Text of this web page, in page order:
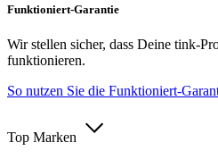
Funktioniert-Garantie
Wir stellen sicher, dass Deine tink-
funktionieren.
So nutzen Sie die Funktioniert-
Top Marken